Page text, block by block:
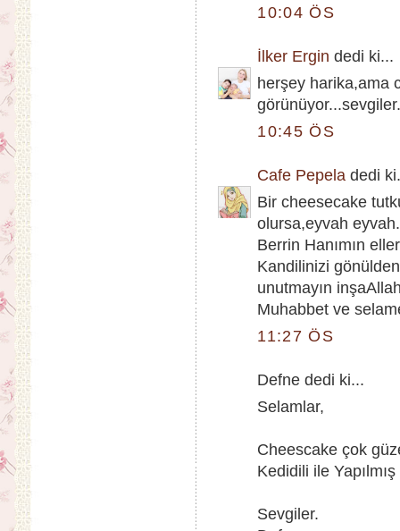
10:04 ÖS
İlker Ergin dedi ki...
herşey harika,ama
10:45 ÖS
Cafe Pepela dedi
Bir cheesecake
olursa,eyvah
Berrin Hanımın
Kandilinizi
unutmayın
Muhabbet ve
11:27 ÖS
Defne dedi ki...
Selamlar,
Cheescake çok
Kedidili ile
Sevgiler.